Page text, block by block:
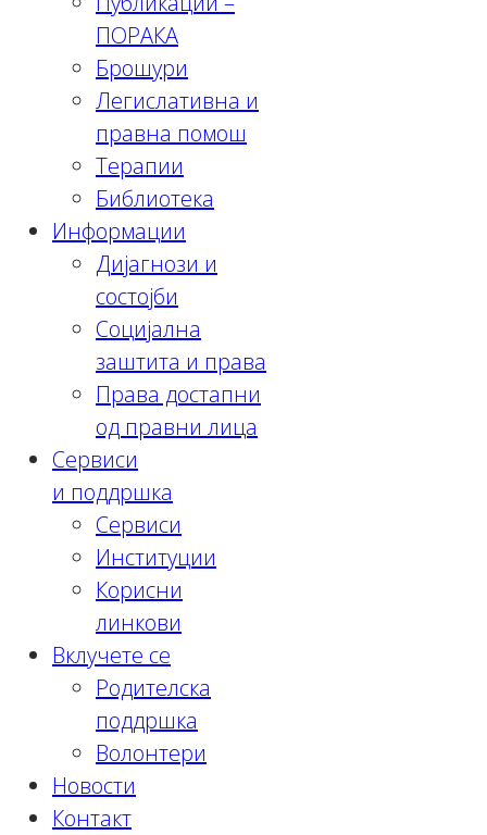
ПОРАКА
Брошури
Легислативна и
правна помош
Терапии
Библиотека
Информации
Дијагнози и
состојби
Социјална
заштита и права
Права достапни
од правни лица
Сервиси
и поддршка
Сервиси
Институции
Корисни
линкови
Вклучете се
Родителска
поддршка
Волонтери
Новости
Контакт